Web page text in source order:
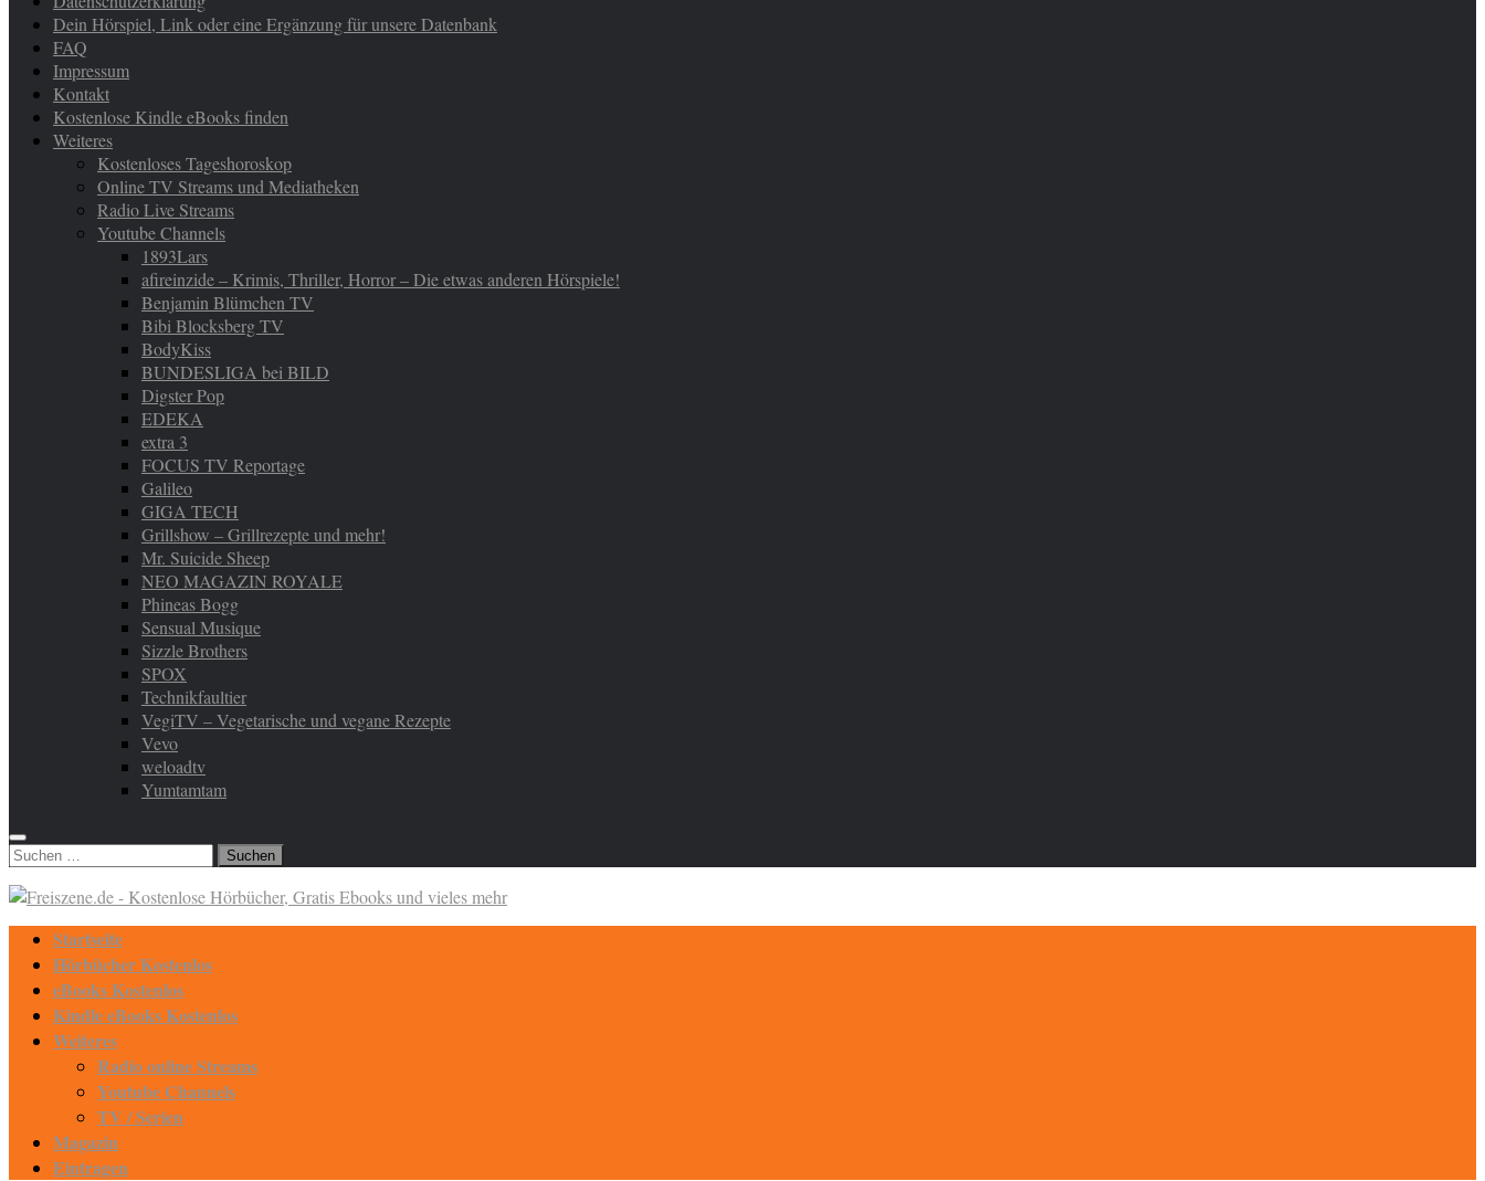
Dein Hörspiel, Link oder eine Ergänzung für unsere Datenbank
FAQ
Impressum
Kontakt
Kostenlose Kindle eBooks finden
Weiteres
Kostenloses Tageshoroskop
Online TV Streams und Mediatheken
Radio Live Streams
Youtube Channels
1893Lars
afireinzide – Krimis, Thriller, Horror – Die etwas anderen Hörspiele!
Benjamin Blümchen TV
Bibi Blocksberg TV
BodyKiss
BUNDESLIGA bei BILD
Digster Pop
EDEKA
extra 3
FOCUS TV Reportage
Galileo
GIGA TECH
Grillshow – Grillrezepte und mehr!
Mr. Suicide Sheep
NEO MAGAZIN ROYALE
Phineas Bogg
Sensual Musique
Sizzle Brothers
SPOX
Technikfaultier
VegiTV – Vegetarische und vegane Rezepte
Vevo
weloadtv
Yumtamtam
Suchen
Startseite
Hörbücher Kostenlos
eBooks Kostenlos
Kindle eBooks Kostenlos
Weiteres
Radio online Streams
Youtube Channels
TV / Serien
Magazin
Eintragen